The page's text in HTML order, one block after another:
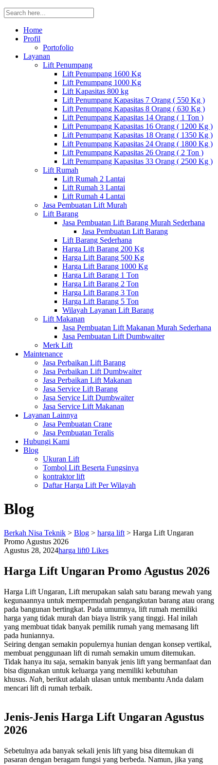
Home
Profil
Portofolio
Layanan
Lift Penumpang
Lift Penumpang 1600 Kg
Lift Penumpang 1000 Kg
Lift Kapasitas 800 kg
Lift Penumpang Kapasitas 7 Orang ( 550 Kg )
Lift Penumpang Kapasitas 8 Orang ( 630 Kg )
Lift Penumpang Kapasitas 14 Orang ( 1 Ton )
Lift Penumpang Kapasitas 16 Orang ( 1200 Kg )
Lift Penumpang Kapasitas 18 Orang ( 1350 Kg )
Lift Penumpang Kapasitas 24 Orang ( 1800 Kg )
Lift Penumpang Kapasitas 26 Orang ( 2 Ton )
Lift Penumpang Kapasitas 33 Orang ( 2500 Kg )
Lift Rumah
Lift Rumah 2 Lantai
Lift Rumah 3 Lantai
Lift Rumah 4 Lantai
Jasa Pembuatan Lift Murah
Lift Barang
Jasa Pembuatan Lift Barang Murah Sederhana
Jasa Pembuatan Lift Barang
Lift Barang Sederhana
Harga Lift Barang 200 Kg
Harga Lift Barang 500 Kg
Harga Lift Barang 1000 Kg
Harga Lift Barang 1 Ton
Harga Lift Barang 2 Ton
Harga Lift Barang 3 Ton
Harga Lift Barang 5 Ton
Wilayah Layanan Lift Barang
Lift Makanan
Jasa Pembuatan Lift Makanan Murah Sederhana
Jasa Pembuatan Lift Dumbwaiter
Merk Lift
Maintenance
Jasa Perbaikan Lift Barang
Jasa Perbaikan Lift Dumbwaiter
Jasa Perbaikan Lift Makanan
Jasa Service Lift Barang
Jasa Service Lift Dumbwaiter
Jasa Service Lift Makanan
Layanan Lainnya
Jasa Pembuatan Crane
Jasa Pembuatan Teralis
Hubungi Kami
Blog
Ukuran Lift
Tombol Lift Beserta Fungsinya
kontraktor lift
Daftar Harga Lift Per Wilayah
Blog
Berkah Nisa Teknik > Blog > harga lift > Harga Lift Ungaran
Promo Agustus 2026
Agustus 28, 2024harga lift0 Likes
Harga Lift Ungaran Promo Agustus 2026
Harga Lift Ungaran, Lift merupakan salah satu barang mewah yang
kegunaannya untuk mempermudah pengangkutan barang atau orang
pada bangunan bertingkat. Pada umumnya, lift rumah memiliki
harga yang tidak murah dan biaya listrik yang tinggi. Hal inilah
yang membuat tidak banyak pemilik rumah yang memasang lift
pada huniannya.
Seiring dengan semakin populernya hunian dengan konsep vertikal,
membuat penggunaan lift di rumah semakin umum ditemukan.
Tidak hanya itu saja, semakin banyak jenis lift yang bermanfaat dan
bisa digunakan untuk keluarga yang memiliki kebutuhan
khusus. Nah, berikut adalah ulasan untuk membantu Anda dalam
mencari lift di rumah terbaik.
Jenis-Jenis Harga Lift Ungaran Agustus
2026
Sebetulnya ada banyak sekali jenis lift yang bisa ditemukan di
pasaran dengan beragam fungsi yang berbeda. Namun, jika yang